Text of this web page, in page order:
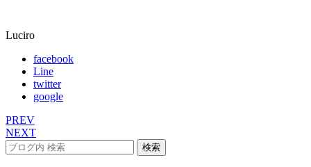
Luciro
facebook
Line
twitter
google
PREV
NEXT